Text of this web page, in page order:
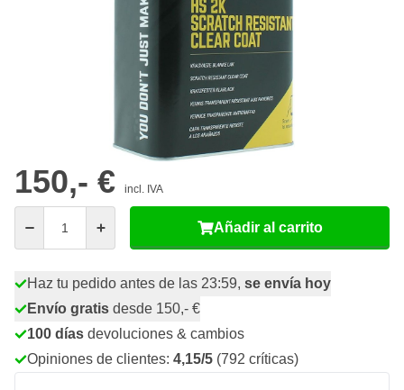
GUARDAR 3%
GUARDAR 5%
150,- € incl. IVA
Añadir al carrito
Haz tu pedido antes de las 23:59, se envía hoy
Envío gratis desde 150,- €
100 días devoluciones & cambios
Opiniones de clientes: 4,15/5 (792 críticas)